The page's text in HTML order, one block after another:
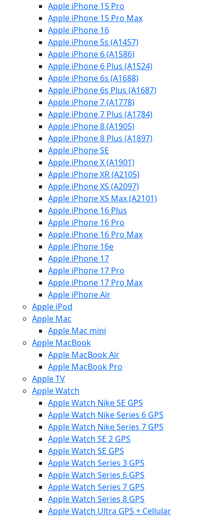
Apple iPhone 15 Pro
Apple iPhone 15 Pro Max
Apple iPhone 16
Apple iPhone 5s (A1457)
Apple iPhone 6 (A1586)
Apple iPhone 6 Plus (A1524)
Apple iPhone 6s (A1688)
Apple iPhone 6s Plus (A1687)
Apple iPhone 7 (A1778)
Apple iPhone 7 Plus (A1784)
Apple iPhone 8 (A1905)
Apple iPhone 8 Plus (A1897)
Apple iPhone SE
Apple iPhone X (A1901)
Apple iPhone XR (A2105)
Apple iPhone XS (A2097)
Apple iPhone XS Max (A2101)
Apple iPhone 16 Plus
Apple iPhone 16 Pro
Apple iPhone 16 Pro Max
Apple iPhone 16e
Apple iPhone 17
Apple iPhone 17 Pro
Apple iPhone 17 Pro Max
Apple iPhone Air
Apple iPod
Apple Mac
Apple Mac mini
Apple MacBook
Apple MacBook Air
Apple MacBook Pro
Apple TV
Apple Watch
Apple Watch Nike SE GPS
Apple Watch Nike Series 6 GPS
Apple Watch Nike Series 7 GPS
Apple Watch SE 2 GPS
Apple Watch SE GPS
Apple Watch Series 3 GPS
Apple Watch Series 6 GPS
Apple Watch Series 7 GPS
Apple Watch Series 8 GPS
Apple Watch Ultra GPS + Cellular